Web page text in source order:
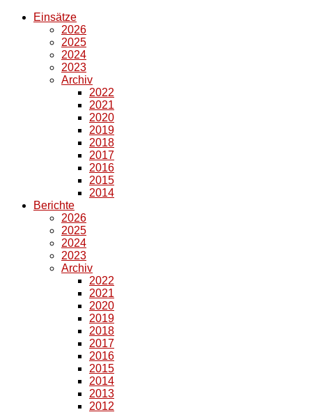
Einsätze
2026
2025
2024
2023
Archiv
2022
2021
2020
2019
2018
2017
2016
2015
2014
Berichte
2026
2025
2024
2023
Archiv
2022
2021
2020
2019
2018
2017
2016
2015
2014
2013
2012